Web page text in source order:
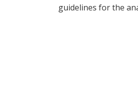
guidelines for the